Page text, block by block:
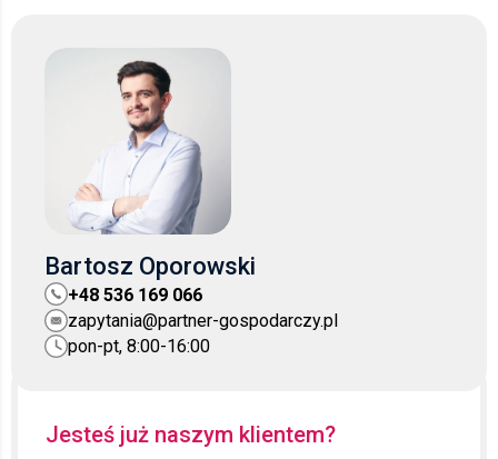
Bartosz Oporowski
+48 536 169 066
zapytania@partner-gospodarczy.pl
pon-pt, 8:00-16:00
Jesteś już naszym klientem?